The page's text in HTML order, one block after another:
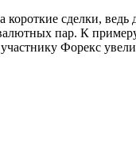
сделки,
пар. К
Форекс